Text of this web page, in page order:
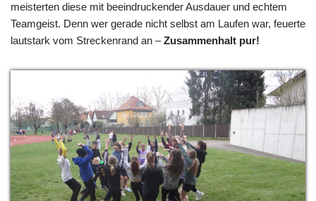
meisterten diese mit beeindruckender Ausdauer und echtem
Teamgeist. Denn wer gerade nicht selbst am Laufen war, feuerte
lautstark vom Streckenrand an –Zusammenhalt pur!